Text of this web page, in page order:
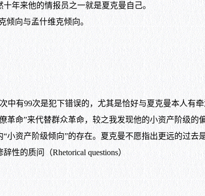
来他的情报员之一就是夏克曼自己。
向与孟什维克倾向。
有99次是犯下错误的，尤其是恰好与夏克曼本人有
命”来代替群众革命，较之我发现他的小资产阶级的
资产阶级倾向”的存在。夏克曼不愿指出更远的过去
的质问（Rhetorical questions）